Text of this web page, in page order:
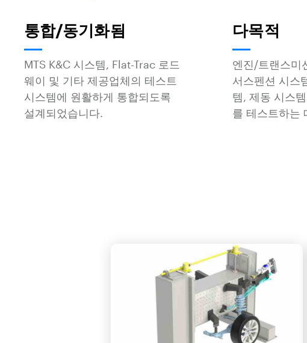
통합/동기화됨
MTS K&C 시스템, Flat-Trac 로드
웨이 및 기타 제공업체의 테스트
시스템에 원활하게 통합되도록
설계되었습니다.
다목적
엔진/트랜스미
서스펜션 시스
템, 제동 시스
를 테스트하는